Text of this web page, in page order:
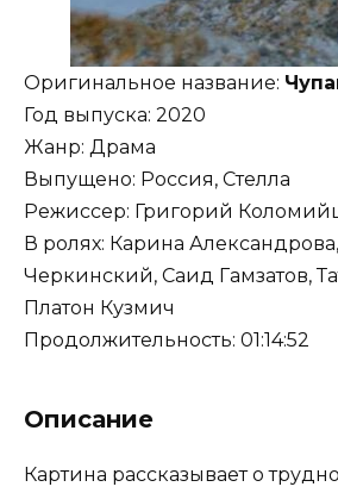
Оригинальное название:
Год выпуска: 2020
Жанр: Драма
Выпущено: Россия, Стелла
Режиссер: Григорий
В ролях: Карина
Черкинский, Саид Гамзатов,
Платон Кузмич
Продолжительность: 01:14:52
Описание
Картина рассказывает о